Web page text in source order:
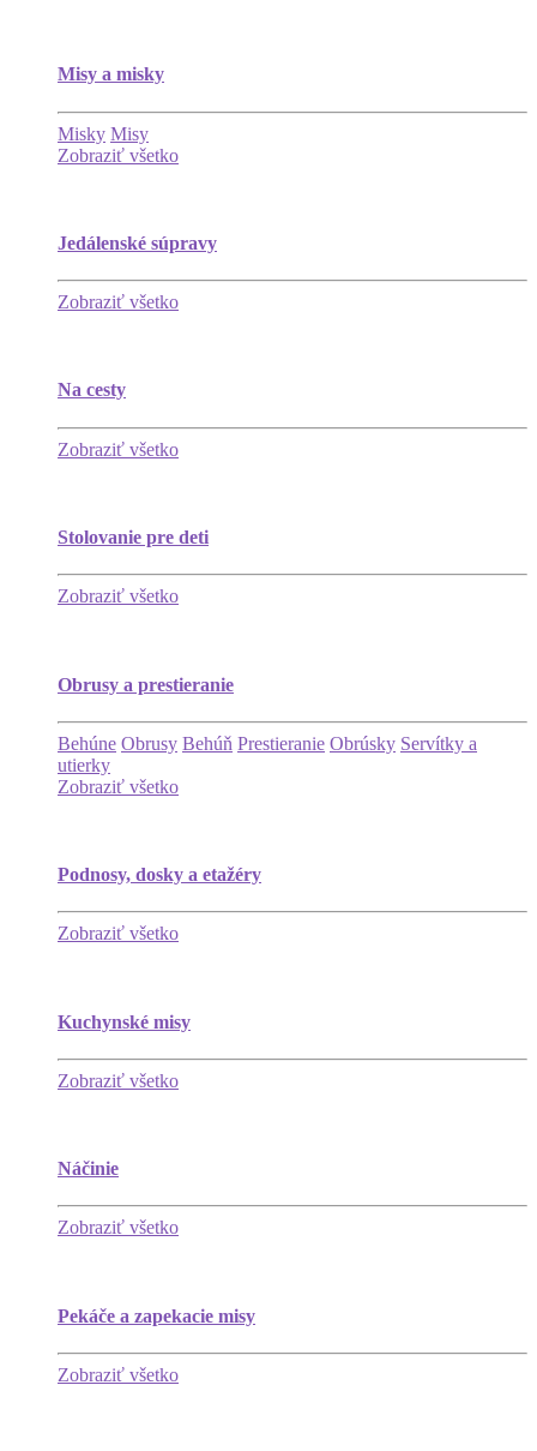
Misy a misky
Misky Misy
Zobraziť všetko
Jedálenské súpravy
Zobraziť všetko
Na cesty
Zobraziť všetko
Stolovanie pre deti
Zobraziť všetko
Obrusy a prestieranie
Behúne Obrusy Behúň Prestieranie Obrúsky Servítky a
utierky
Zobraziť všetko
Podnosy, dosky a etažéry
Zobraziť všetko
Kuchynské misy
Zobraziť všetko
Náčinie
Zobraziť všetko
Pekáče a zapekacie misy
Zobraziť všetko